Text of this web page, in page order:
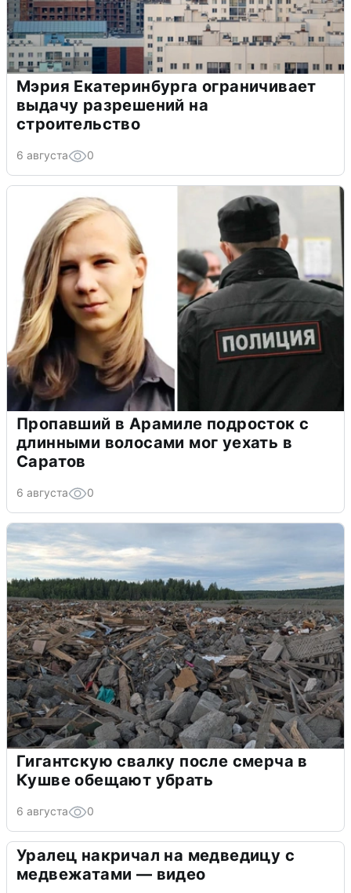
Мэрия Екатеринбурга ограничивает
выдачу разрешений на
строительство
6 августа 0
Пропавший в Арамиле подросток с
длинными волосами мог уехать в
Саратов
6 августа 0
Гигантскую свалку после смерча в
Кушве обещают убрать
6 августа 0
Уралец накричал на медведицу с
медвежатами — видео